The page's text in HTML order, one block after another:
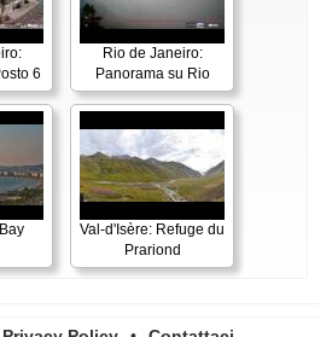
6
Rio de Janeiro:
Panorama su Rio
Val-d'Isère: Refuge du
Prariond